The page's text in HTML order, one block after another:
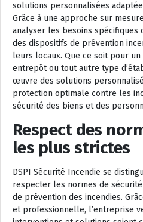
solutions personnalisées
Grâce à une approche sur
analyser les besoins spécifiques
des dispositifs de prévention
leurs locaux. Que ce soit pour un
entrepôt ou tout autre type
œuvre des solutions
protection optimale contre les
sécurité des biens et des
Respect des
les plus strictes
DSPI Sécurité Incendie se
respecter les normes de
de prévention des incendies.
et professionnelle, l’entreprise